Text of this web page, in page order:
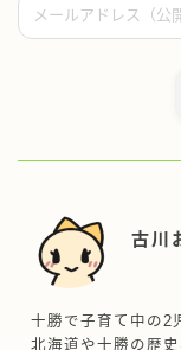
古川
十勝で子育て中の2
北海道や十勝の歴